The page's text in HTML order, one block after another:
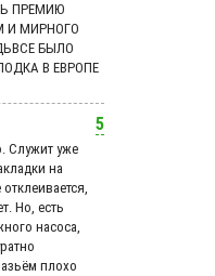
ПРЕМИЮ
И МИРНОГО
БЫЛО
В ЕВРОПЕ
5
Служит уже
на
Но, есть
насоса,
плохо